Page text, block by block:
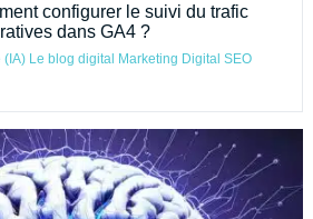
configurer le suivi du trafic
dans GA4 ?
(IA) Le blog digital Marketing Digital SEO